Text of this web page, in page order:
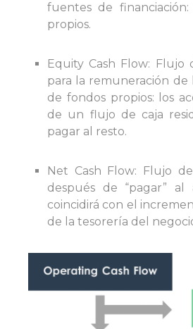
fuentes de
propios.
Equity Cash Flow: Flujo
para la remuneración de
de fondos propios: los
de un flujo de caja
pagar al resto.
Net Cash Flow: Flujo
después de “pagar” al
coincidirá con el
de la tesorería del